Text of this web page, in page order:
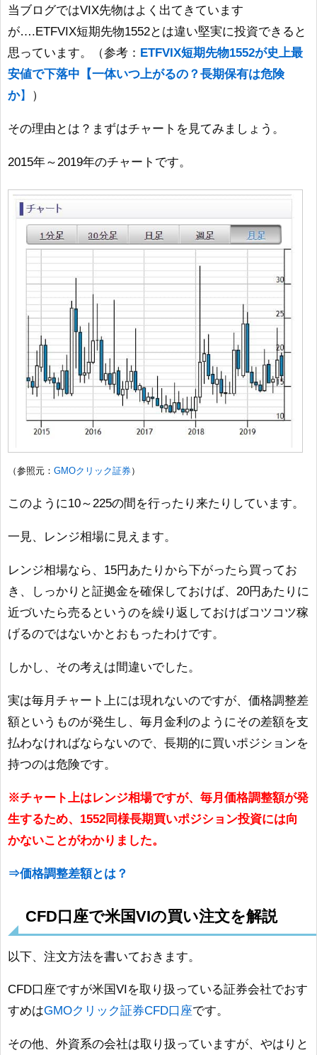
当ブログではVIX先物はよく出てきています
が….ETFVIX短期先物1552とは違い堅実に投資できると
思っています。（参考： ETFVIX短期先物1552が史上最
安値で下落中【一体いつ上がるの？長期保有は危険
か】 ）
その理由とは？まずはチャートを見てみましょう。
2015年～2019年のチャートです。
（参照元： GMOクリック証券）
このように10～225の間を行ったり来たりしています。
一見、レンジ相場に見えます。
レンジ相場なら、15円あたりから下がったら買ってお
き、しっかりと証拠金を確保しておけば、20円あたりに
近づいたら売るというのを繰り返しておけばコツコツ稼
げるのではないかとおもったわけです。
しかし、その考えは間違いでした。
実は毎月チャート上には現れないのですが、価格調整差
額というものが発生し、毎月金利のようにその差額を支
払わなければならないので、長期的に買いポジションを
持つのは危険です。
※チャート上はレンジ相場ですが、毎月価格調整額が発
生するため、1552同様長期買いポジション投資には向
かないことがわかりました。
⇒価格調整差額とは？
CFD口座で米国VIの買い注文を解説
以下、注文方法を書いておきます。
CFD口座ですが米国VIを取り扱っている証券会社でおす
すめはGMOクリック証券CFD口座です。
その他、外資系の会社は取り扱っていますが、やはりと